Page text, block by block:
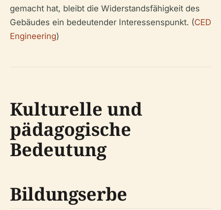
gemacht hat, bleibt die Widerstandsfähigkeit des
Gebäudes ein bedeutender Interessenspunkt. (CED
Engineering)
Kulturelle und
pädagogische
Bedeutung
Bildungserbe